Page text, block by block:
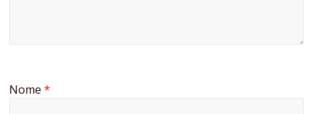
Nome*